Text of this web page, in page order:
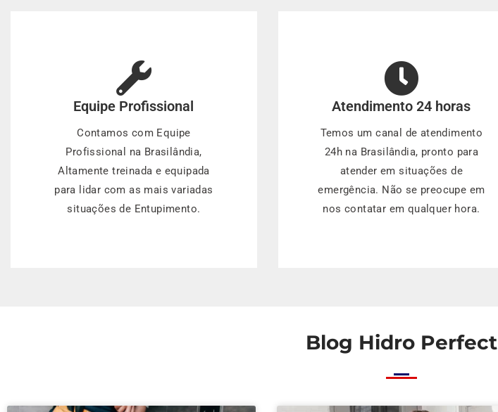
Equipe Profissional
Contamos com Equipe
Profissional na Brasilândia,
Altamente treinada e equipada
para lidar com as mais variadas
situações de Entupimento.
Atendimento 24 horas
Temos um canal de atendimento
24h na Brasilândia, pronto para
atender em situações de
emergência. Não se preocupe em
nos contatar em qualquer hora.
Blog Hidro Perfect